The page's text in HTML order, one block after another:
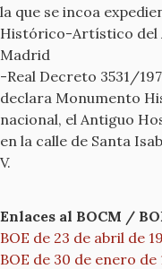
la que se incoa
Histórico-Artístico del
Madrid
-Real Decreto 3531/
declara Monumento
nacional, el Antiguo
en la calle de Santa
V.
Enlaces al BOCM /
BOE de 23 de abril de
BOE de 30 de enero de